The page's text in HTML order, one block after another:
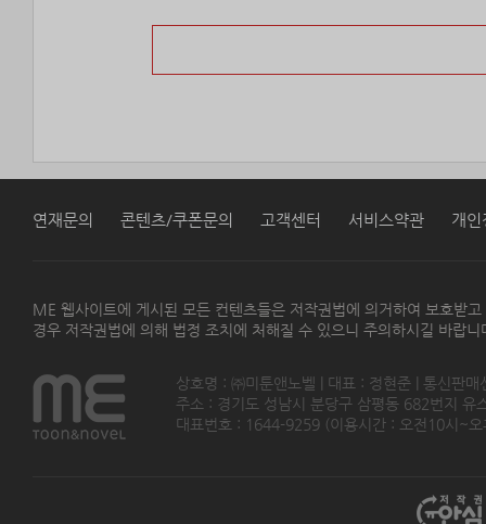
연재문의 콘텐츠/쿠폰문의 고객센터 서비스약관 개인
ME 웹사이트에 게시된 모든 컨텐츠들은 저작권법에 의거하여 보호받
경우 저작권법에 의해 법정 조치에 처해질 수 있으니 주의하시길 바랍니
상호명 : ㈜미툰앤노벨 | 대표 : 정현준 | 통신판
주소 : 경기도 성남시 분당구 삼평동 682번지
대표번호 : 1644-9259 (이용시간 : 오전10시~